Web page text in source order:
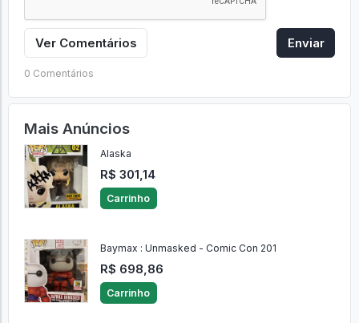
Ver Comentários Enviar
0 Comentários
Mais Anúncios
Alaska
R$ 301,14
Carrinho
Baymax : Unmasked - Comic Con 201
R$ 698,86
Carrinho